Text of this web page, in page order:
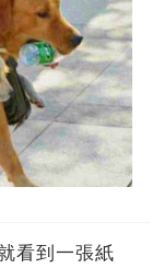
看到一張紙